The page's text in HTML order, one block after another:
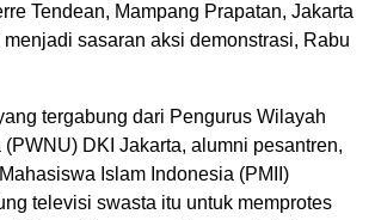
Tendean, Mampang Prapatan, Jakarta
sasaran aksi demonstrasi, Rabu
tergabung dari Pengurus Wilayah
DKI Jakarta, alumni pesantren,
Islam Indonesia (PMII)
televisi swasta itu untuk memprotes